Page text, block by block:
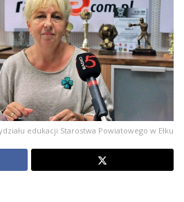
edukacji Starostwa Powiatowego w Ełku